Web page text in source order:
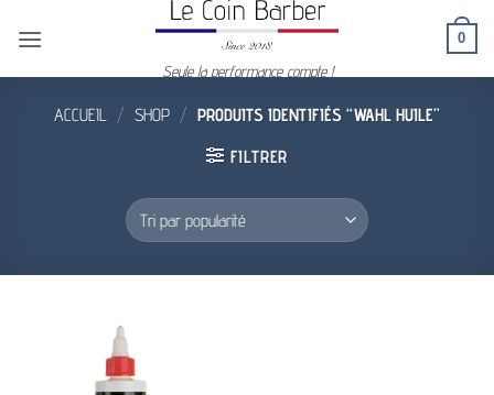
Seule la performance compte !
0
ACCUEIL / SHOP / PRODUITS IDENTIFIÉS “WAHL HUILE”
FILTRER